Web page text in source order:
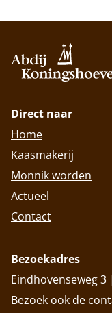
Direct naar
Home
Kaasmakerij
Monnik worden
Actueel
Contact
Bezoekadres
Eindhovenseweg 3
Bezoek ook de